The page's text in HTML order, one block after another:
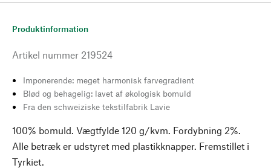
Produktinformation
Artikel nummer 219524
Imponerende: meget harmonisk farvegradient
Blød og behagelig: lavet af økologisk bomuld
Fra den schweiziske tekstilfabrik Lavie
100% bomuld. Vægtfylde 120 g/kvm. Fordybning 2%.
Alle betræk er udstyret med plastikknapper. Fremstillet i
Tyrkiet.